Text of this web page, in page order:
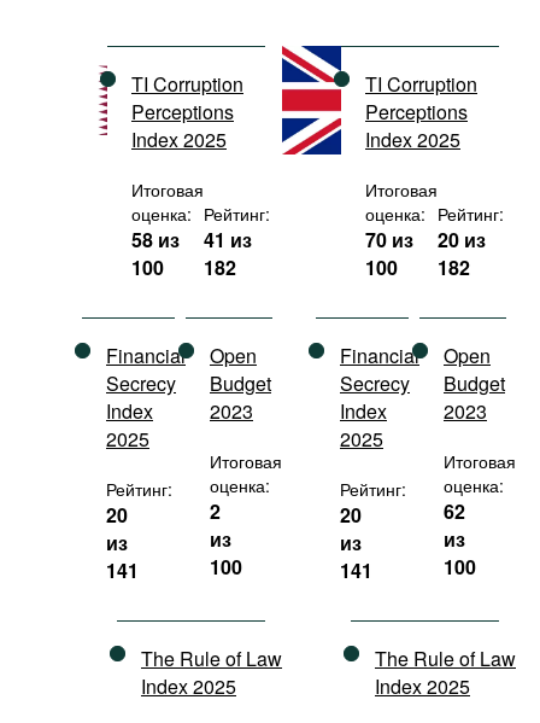
Документы международных
организаций
Фильмы
Подкасты
Книжная полка
TI Corruption
Perceptions
Index 2025
Итоговая
оценка:
58 из
100
Рейтинг:
41 из
182
Financial
Secrecy
Index
2025
Рейтинг:
20
из
141
Open
Budget
2023
Итоговая
оценка:
2
из
100
The Rule of Law
Index 2025
TI Corruption
Perceptions
Index 2025
Итоговая
оценка:
70 из
100
Рейтинг:
20 из
182
Financial
Secrecy
Index
2025
Рейтинг:
20
из
141
Open
Budget
2023
Итоговая
оценка:
62
из
100
The Rule of Law
Index 2025